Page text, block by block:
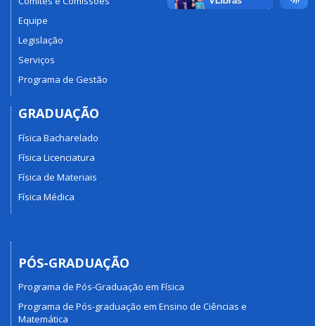
Equipe
Legislação
Serviços
Programa de Gestão
GRADUAÇÃO
Física Bacharelado
Física Licenciatura
Física de Materiais
Física Médica
PÓS-GRADUAÇÃO
Programa de Pós-Graduação em Física
Programa de Pós-graduação em Ensino de Ciências e
Matemática